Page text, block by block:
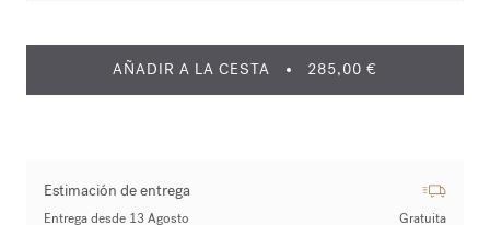
AÑADIR A LA CESTA 285,00 €
Estimación de entrega
Entrega desde 13 Agosto Gratuita